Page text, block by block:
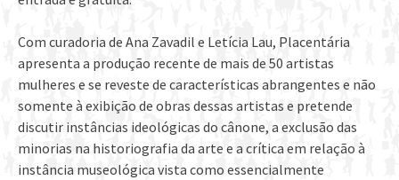
Com curadoria de Ana Zavadil e Letícia Lau, Placentária
apresenta a produção recente de mais de 50 artistas
mulheres e se reveste de características abrangentes e não
somente à exibição de obras dessas artistas e pretende
discutir instâncias ideológicas do cânone, a exclusão das
minorias na historiografia da arte e a crítica em relação à
instância museológica vista como essencialmente